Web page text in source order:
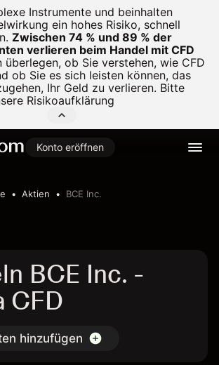
Instrumente und beinhalten
ein hohes Risiko, schnell
Zwischen 74 % und 89 % der
verlieren beim Handel mit CFD
überlegen, ob Sie verstehen, wie CFD
ob Sie es sich leisten können, das
Ihr Geld zu verlieren. Bitte
Risikoaufklärung
Konto eröffnen
Aktien BCE Inc.
BCE Inc. -
CFD
hinzufügen